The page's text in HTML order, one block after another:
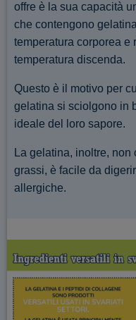
offre è la sua capacità
che contengono
temperatura corporea e
temperatura discenda.
Questo è il motivo per
gelatina si sciolgono in
ideale del loro sapore.
La gelatina, inoltre,
grassi, è facile da
allergiche.